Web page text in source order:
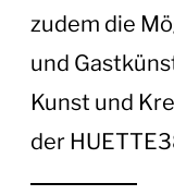
zudem die
und
Kunst und
der